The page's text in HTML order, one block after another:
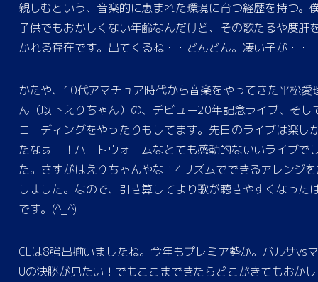
親しむという、音楽的に恵まれた環境に育つ経歴を持つ。
子供でもおかしくない年齢なんだけど、その歌たるや度肝
かれる存在です。出てくるね・・どんどん。凄い子が・・
かたや、10代アマチュア時代から音楽をやってきた平松愛
ん（以下えりちゃん）の、デビュー20年記念ライブ、そし
コーディングをやったりもしてます。先日のライブは楽し
たなぁー！ハートウォームなとても感動的ないいライブで
た。さすがはえりちゃんやな！4リズムでできるアレンジ
しました。なので、引き算してより歌が聴きやすくなった
です。(^_^)
CLは8強出揃いましたね。今年もプレミア勢か。バルサvs
Uの決勝が見たい！でもここまできたらどこがきてもおか